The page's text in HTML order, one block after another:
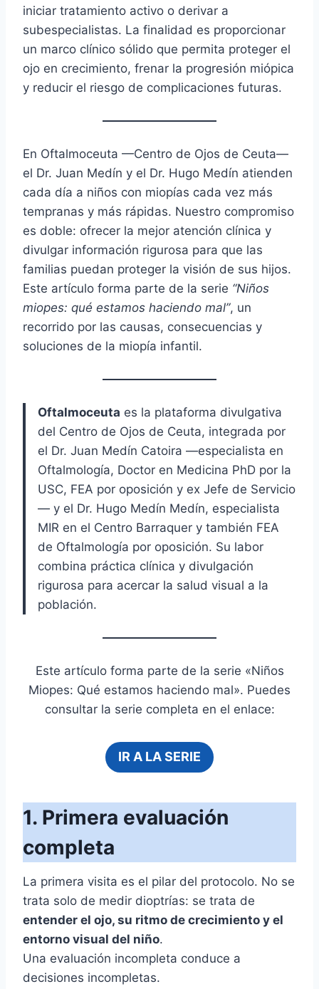
iniciar tratamiento activo o derivar a
subespecialistas. La finalidad es proporcionar
un marco clínico sólido que permita proteger el
ojo en crecimiento, frenar la progresión miópica
y reducir el riesgo de complicaciones futuras.
En Oftalmoceuta —Centro de Ojos de Ceuta—
el Dr. Juan Medín y el Dr. Hugo Medín atienden
cada día a niños con miopías cada vez más
tempranas y más rápidas. Nuestro compromiso
es doble: ofrecer la mejor atención clínica y
divulgar información rigurosa para que las
familias puedan proteger la visión de sus hijos.
Este artículo forma parte de la serie “Niños
miopes: qué estamos haciendo mal”, un
recorrido por las causas, consecuencias y
soluciones de la miopía infantil.
Oftalmoceuta es la plataforma divulgativa
del Centro de Ojos de Ceuta, integrada por
el Dr. Juan Medín Catoira —especialista en
Oftalmología, Doctor en Medicina PhD por la
USC, FEA por oposición y ex Jefe de Servicio
— y el Dr. Hugo Medín Medín, especialista
MIR en el Centro Barraquer y también FEA
de Oftalmología por oposición. Su labor
combina práctica clínica y divulgación
rigurosa para acercar la salud visual a la
población.
Este artículo forma parte de la serie «Niños
Miopes: Qué estamos haciendo mal». Puedes
consultar la serie completa en el enlace:
IR A LA SERIE
1. Primera evaluación
completa
La primera visita es el pilar del protocolo. No se
trata solo de medir dioptrías: se trata de
entender el ojo, su ritmo de crecimiento y el
entorno visual del niño.
Una evaluación incompleta conduce a
decisiones incompletas.